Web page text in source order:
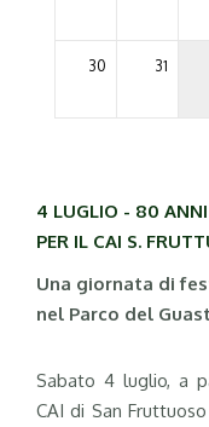
30 31
4 LUGLIO - 80 ANNI
PER IL CAI S.
Una giornata di
nel Parco del
Sabato 4 luglio, a
CAI di San